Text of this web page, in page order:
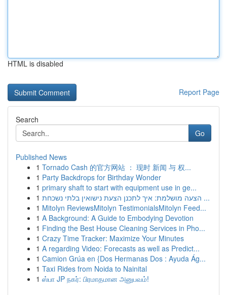
HTML is disabled
Report Page
Search
Go
Published News
1 Tornado Cash 的官方网站 ： 现时 新闻 与 权...
1 Party Backdrops for Birthday Wonder
1 primary shaft to start with equipment use in ge...
1
הצעה מושלמת: איך לתכנן הצעת נישואין בלתי נשכחת ...
1 Mitolyn ReviewsMitolyn TestimonialsMitolyn Feed...
1 A Background: A Guide to Embodying Devotion
1 Finding the Best House Cleaning Services in Pho...
1 Crazy Time Tracker: Maximize Your Minutes
1 A regarding Video: Forecasts as well as Predict...
1 Camion Grúa en {Dos Hermanas Dos : Ayuda Ág...
1 Taxi Rides from Noida to Nainital
1 ஸ்பா JP நகர்: பிரமாதமான அனுபவம்!